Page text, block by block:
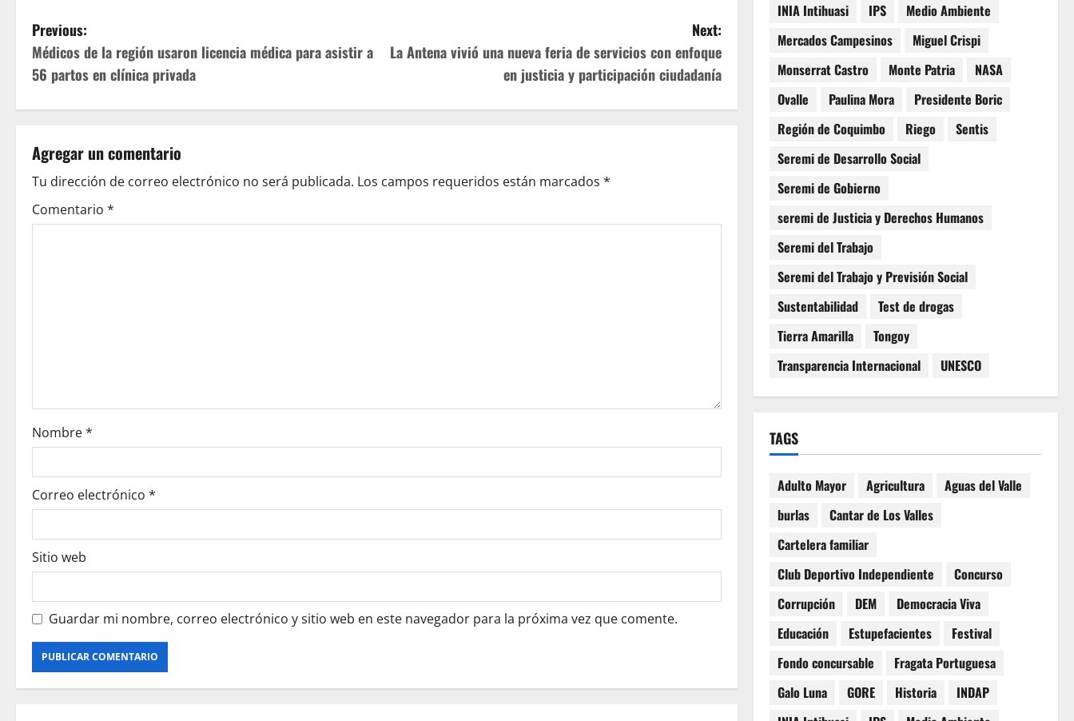
P
o
s
n
a
v
i
o
n
Previous:
Médicos de la región usaron licencia médica para asistir a
56 partos en clínica privada
Next:
La Antena vivió una nueva feria de servicios con enfoque
en justicia y participación ciudadanía
Agregar un comentario
Tu dirección de correo electrónico no será publicada. Los campos requeridos están marcados *
Comentario *
Nombre*
Correo electrónico *
Sitio web
Guardar mi nombre, correo electrónico y sitio web en este navegador para la próxima vez que comente.
INIA Intihuasi
IPS
Medio Ambiente
Mercados Campesinos
Miguel Crispi
Monserrat Castro
Monte Patria
NASA
Ovalle
Paulina Mora
Presidente Boric
Región de Coquimbo
Riego
Sentis
Seremi de Desarrollo Social
Seremi de Gobierno
seremi de Justicia y Derechos Humanos
Seremi del Trabajo
Seremi del Trabajo y Previsión Social
Sustentabilidad
Test de drogas
Tierra Amarilla
Tongoy
Transparencia Internacional
UNESCO
TAGS
Adulto Mayor Agricultura
Aguas del Valle
burlas
Cantar de Los Valles
Cartelera familiar
Club Deportivo Independiente
Concurso
Corrupción
DEM
Democracia Viva
Educación
Estupefacientes
Festival
Fondo concursable
Fragata Portuguesa
Galo Luna
GORE Historia
INDAP